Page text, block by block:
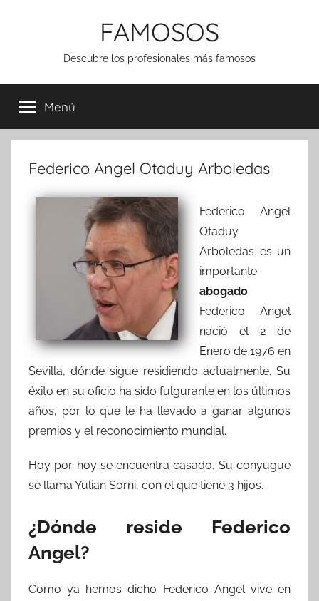
FAMOSOS
Descubre los profesionales más famosos
Menú
Federico Angel Otaduy Arboledas
Federico Angel
Otaduy
Arboledas es un
importante
abogado.
Federico Angel
nació el 2 de
Enero de 1976 en
Sevilla, dónde sigue residiendo actualmente. Su
éxito en su oficio ha sido fulgurante en los últimos
años, por lo que le ha llevado a ganar algunos
premios y el reconocimiento mundial.
Hoy por hoy se encuentra casado. Su conyugue
se llama Yulian Sorni, con el que tiene 3 hijos.
¿Dónde reside Federico
Angel?
Como ya hemos dicho Federico Angel vive en